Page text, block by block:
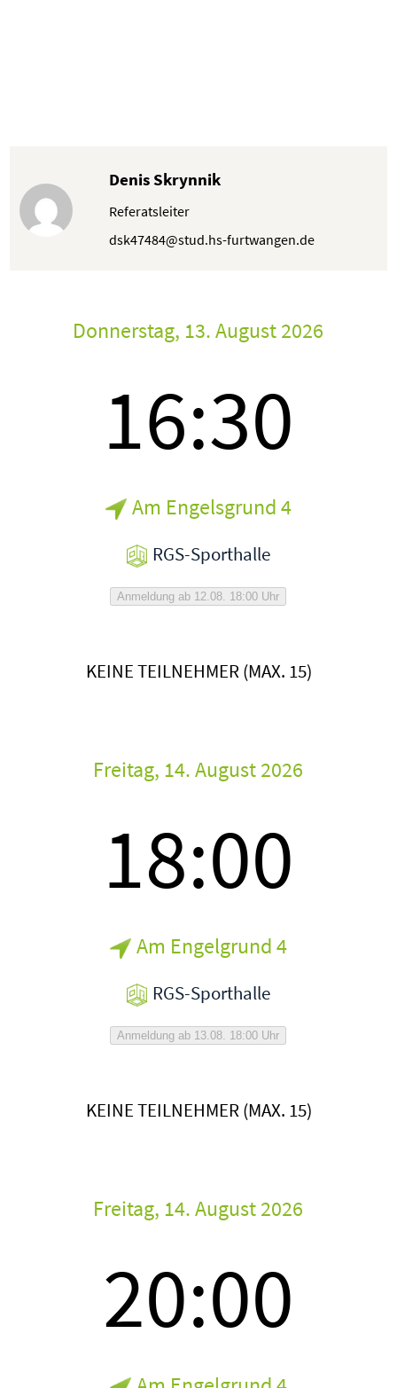
Denis Skrynnik
Referatsleiter
dsk47484@stud.hs-furtwangen.de
Donnerstag, 13. August 2026
16:30
Am Engelsgrund 4
RGS-Sporthalle
Anmeldung ab 12.08. 18:00 Uhr
KEINE TEILNEHMER (MAX. 15)
Freitag, 14. August 2026
18:00
Am Engelgrund 4
RGS-Sporthalle
Anmeldung ab 13.08. 18:00 Uhr
KEINE TEILNEHMER (MAX. 15)
Freitag, 14. August 2026
20:00